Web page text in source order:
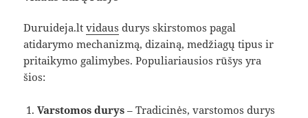
Duruideja.ltvidaus durys skirstomos pagal
atidarymo mechanizmą, dizainą, medžiagų tipus ir
pritaikymo galimybes. Populiariausios rūšys yra
šios:
Varstomos durys – Tradicinės, varstomos durys